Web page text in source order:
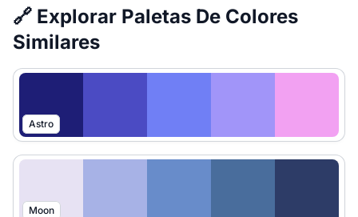
🔗 Explorar Paletas De Colores
Similares
Astro
Moon